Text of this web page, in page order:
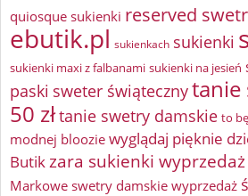
quiosque sukienki reserved
ebutik.pl sukienkach sukienki
sukienki maxi z falbanami sukienki na jesień
paski sweter świątecznytanie
50 złtanie swetry damskie to
modnej bloozie wyglądaj pięknie
Butikzara sukienki wyprzedaż
Markowe swetry damskie wyprzedaż